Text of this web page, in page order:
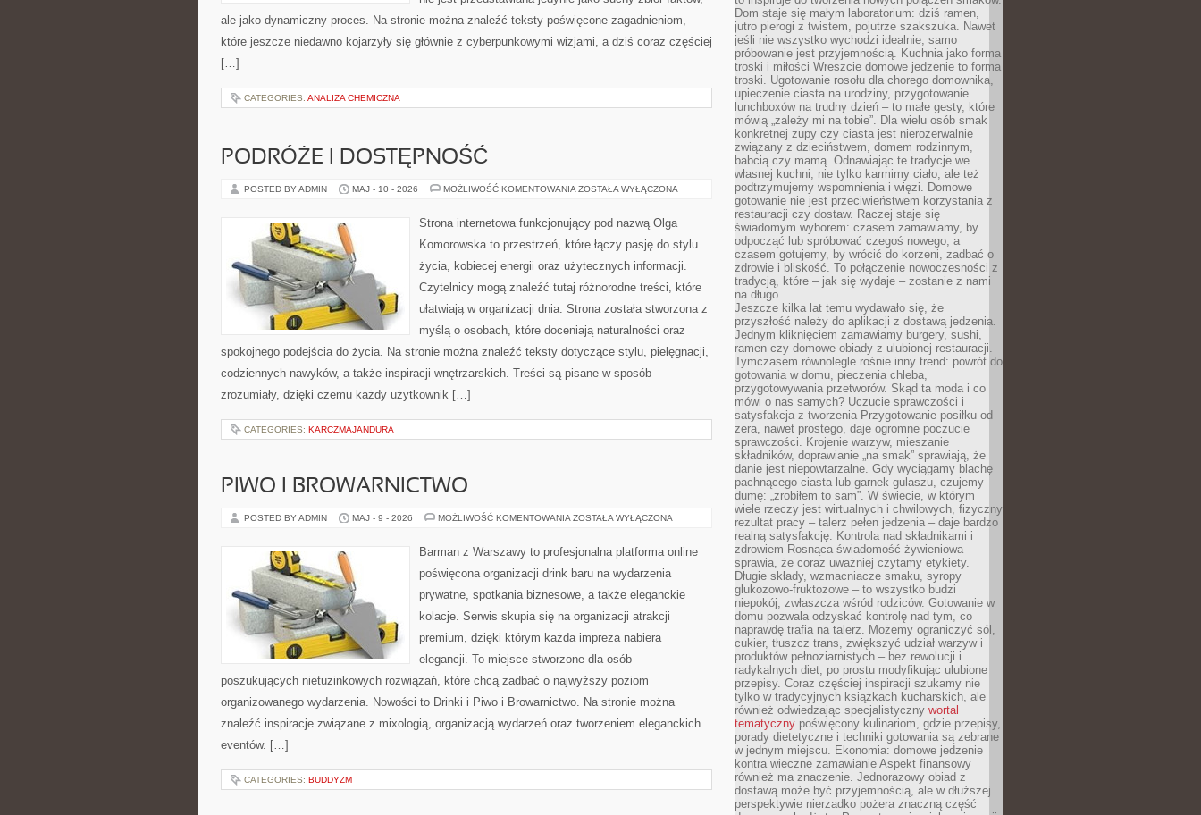
ale jako dynamiczny proces. Na stronie można znaleźć teksty poświęcone zagadnieniom,
które jeszcze niedawno kojarzyły się głównie z cyberpunkowymi wizjami, a dziś coraz częściej
[…]
CATEGORIES: ANALIZA CHEMICZNA
PODRÓŻE I DOSTĘPNOŚĆ
POSTED BY ADMIN MAJ - 10 - 2026 MOŻLIWOŚĆ KOMENTOWANIA PODRÓŻE
ZOSTAŁA WYŁĄCZONA
Strona internetowa funkcjonujący pod nazwą Olga
Komorowska to przestrzeń, które łączy pasję do stylu
życia, kobiecej energii oraz użytecznych informacji.
Czytelnicy mogą znaleźć tutaj różnorodne treści, które
ułatwiają w organizacji dnia. Strona została stworzona z
myślą o osobach, które doceniają naturalności oraz
spokojnego podejścia do życia. Na stronie można znaleźć teksty dotyczące stylu, pielęgnacji,
codziennych nawyków, a także inspiracji wnętrzarskich. Treści są pisane w sposób
zrozumiały, dzięki czemu każdy użytkownik […]
CATEGORIES: KARCZMAJANDURA
PIWO I BROWARNICTWO
POSTED BY ADMIN MAJ - 9 - 2026 MOŻLIWOŚĆ KOMENTOWANIA PIWO
ZOSTAŁA WYŁĄCZONA
Barman z Warszawy to profesjonalna platforma online
poświęcona organizacji drink baru na wydarzenia
prywatne, spotkania biznesowe, a także eleganckie
kolacje. Serwis skupia się na organizacji atrakcji
premium, dzięki którym każda impreza nabiera
elegancji. To miejsce stworzone dla osób
poszukujących nietuzinkowych rozwiązań, które chcą zadbać o najwyższy poziom
organizowanego wydarzenia. Nowości to Drinki i Piwo i Browarnictwo. Na stronie można
znaleźć inspiracje związane z mixologią, organizacją wydarzeń oraz tworzeniem eleganckich
eventów. […]
CATEGORIES: BUDDYZM
Dom staje się małym laboratorium: dziś ramen,
jutro pierogi z twistem, pojutrze szakszuka. Nawet
jeśli nie wszystko wychodzi idealnie, samo
próbowanie jest przyjemnością. Kuchnia jako forma
troski i miłości Wreszcie domowe jedzenie to forma
troski. Ugotowanie rosołu dla chorego domownika,
upieczenie ciasta na urodziny, przygotowanie
lunchboxów na trudny dzień – to małe gesty, które
mówią „zależy mi na tobie”. Dla wielu osób smak
konkretnej zupy czy ciasta jest nierozerwalnie
związany z dzieciństwem, domem rodzinnym,
babcią czy mamą. Odnawiając te tradycje we
własnej kuchni, nie tylko karmimy ciało, ale też
podtrzymujemy wspomnienia i więzi. Domowe
gotowanie nie jest przeciwieństwem korzystania z
restauracji czy dostaw. Raczej staje się
świadomym wyborem: czasem zamawiamy, by
odpocząć lub spróbować czegoś nowego, a
czasem gotujemy, by wrócić do korzeni, zadbać o
zdrowie i bliskość. To połączenie nowoczesności z
tradycją, które – jak się wydaje – zostanie z nami
na długo.
Jeszcze kilka lat temu wydawało się, że
przyszłość należy do aplikacji z dostawą jedzenia.
Jednym kliknięciem zamawiamy burgery, sushi,
ramen czy domowe obiady z ulubionej restauracji.
Tymczasem równolegle rośnie inny trend: powrót do
gotowania w domu, pieczenia chleba,
przygotowywania przetworów. Skąd ta moda i co
mówi o nas samych? Uczucie sprawczości i
satysfakcja z tworzenia Przygotowanie posiłku od
zera, nawet prostego, daje ogromne poczucie
sprawczości. Krojenie warzyw, mieszanie
składników, doprawianie „na smak” sprawiają, że
danie jest niepowtarzalne. Gdy wyciągamy blachę
pachnącego ciasta lub garnek gulaszu, czujemy
dumę: „zrobiłem to sam”. W świecie, w którym
wiele rzeczy jest wirtualnych i chwilowych, fizyczny
rezultat pracy – talerz pełen jedzenia – daje bardzo
realną satysfakcję. Kontrola nad składnikami i
zdrowiem Rosnąca świadomość żywieniowa
sprawia, że coraz uważniej czytamy etykiety.
Długie składy, wzmacniacze smaku, syropy
glukozowo-fruktozowe – to wszystko budzi
niepokój, zwłaszcza wśród rodziców. Gotowanie w
domu pozwala odzyskać kontrolę nad tym, co
naprawdę trafia na talerz. Możemy ograniczyć sól,
cukier, tłuszcz trans, zwiększyć udział warzyw i
produktów pełnoziarnistych – bez rewolucji i
radykalnych diet, po prostu modyfikując ulubione
przepisy. Coraz częściej inspiracji szukamy nie
tylko w tradycyjnych książkach kucharskich, ale
również odwiedzając specjalistyczny wortal
tematyczny poświęcony kulinariom, gdzie przepisy,
porady dietetyczne i techniki gotowania są zebrane
w jednym miejscu. Ekonomia: domowe jedzenie
kontra wieczne zamawianie Aspekt finansowy
również ma znaczenie. Jednorazowy obiad z
dostawą może być przyjemnością, ale w dłuższej
perspektywie nierzadko pożera znaczną część